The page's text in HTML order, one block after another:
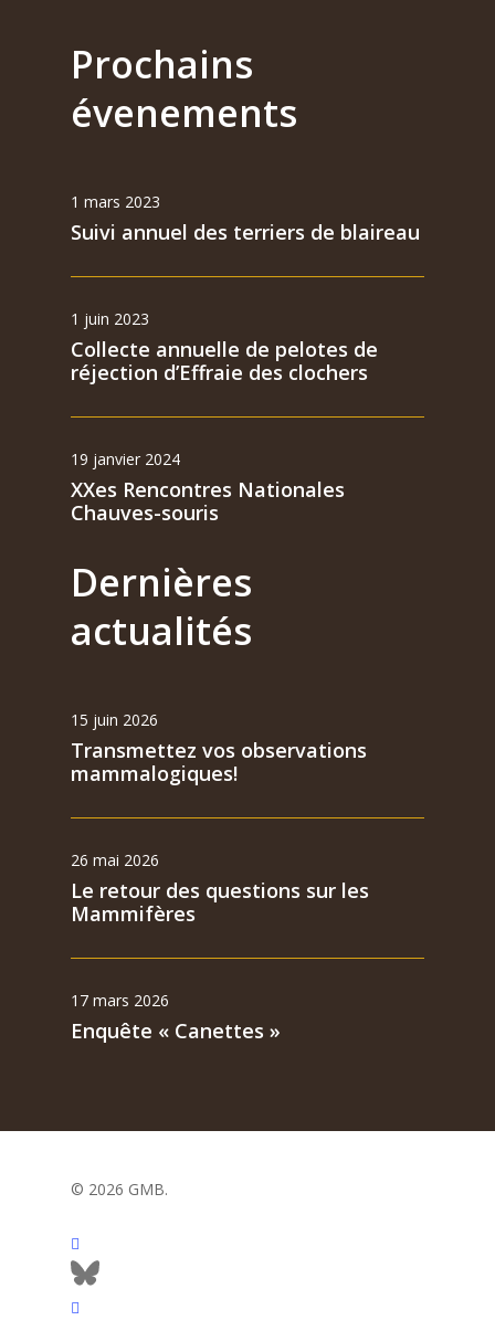
Prochains
évenements
1 mars 2023
Suivi annuel des terriers de blaireau
1 juin 2023
Collecte annuelle de pelotes de
réjection d’Effraie des clochers
19 janvier 2024
XXes Rencontres Nationales
Chauves-souris
Dernières
actualités
15 juin 2026
Transmettez vos observations
mammalogiques!
26 mai 2026
Le retour des questions sur les
Mammifères
17 mars 2026
Enquête « Canettes »
© 2026 GMB.
facebook
bluesky
vimeo